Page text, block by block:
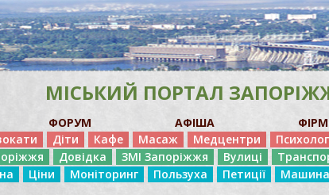
МІСЬКИЙ ПОРТАЛ
ФОРУМ АФІША
Діти Кафе Масаж Медцентри
Довідка ЗМІ Запоріжжя Вулиці
Ціни Моніторинг Пользуха Петиції Машина